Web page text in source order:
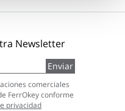
Newsletter
Enviar
comerciales
FerrOkey conforme
privacidad